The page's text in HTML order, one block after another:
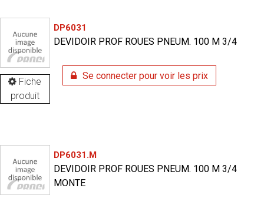
Fiche
produit
DP6031
DEVIDOIR PROF ROUES PNEUM. 100 M 3/4
Se connecter pour voir les prix
DP6031.M
DEVIDOIR PROF ROUES PNEUM. 100 M 3/4
MONTE